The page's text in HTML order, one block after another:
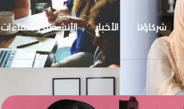
شركاؤنا الأخبار الأنشطة واللقاءات